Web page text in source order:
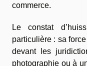
commerce.
Le constat
particulière : sa
devant les
photographie ou à